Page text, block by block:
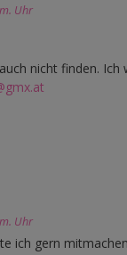
Uhr
nicht finden.
Uhr
ich gern